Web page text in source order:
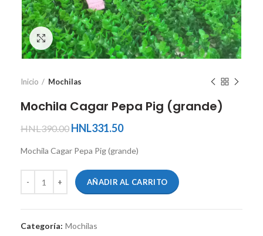
Ver tamaño completo
Inicio Mochilas
Mochila Cagar Pepa Pig (grande)
HNL390.00 HNL331.50
Mochila Cagar Pepa Pig (grande)
AÑADIR AL CARRITO
Categoría: Mochilas